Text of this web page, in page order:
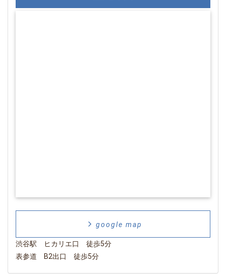
google map
渋谷駅 ヒカリエ口 徒歩5分
表参道 B2出口 徒歩5分